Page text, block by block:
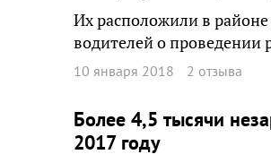
Их расположили в районе
водителей о проведении
10 января 2018 2 отзыва
Более 4,5 тысячи
2017 году